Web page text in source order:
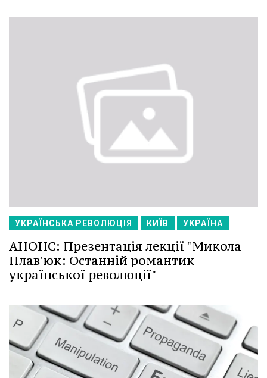
УКРАЇНСЬКА РЕВОЛЮЦІЯ КИЇВ УКРАЇНА
АНОНС: Презентація лекції "Микола
Плав'юк: Останній романтик
української революції"